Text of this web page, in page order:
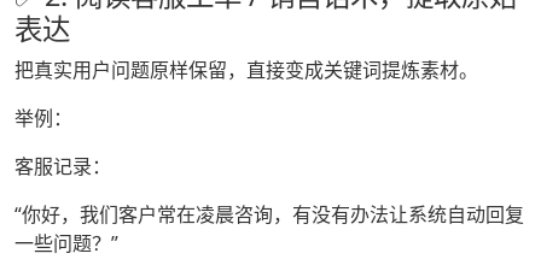
表达
把真实用户问题原样保留，直接变成关键词提炼素材。
举例：
客服记录：
“你好，我们客户常在凌晨咨询，有没有办法让系统自动回复
一些问题？”